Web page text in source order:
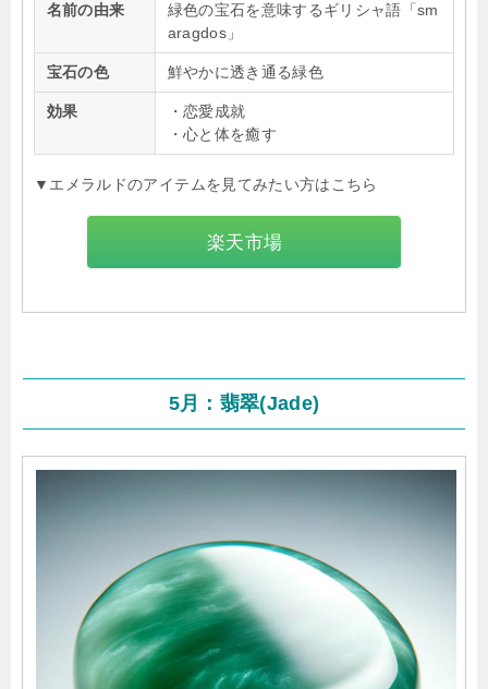
名前の由来
緑色の宝石を意味するギリシャ語「sm
aragdos」
宝石の色 鮮やかに透き通る緑色
効果
・恋愛成就
・心と体を癒す
▼エメラルドのアイテムを見てみたい方はこちら
楽天市場
5月：翡翠(Jade)